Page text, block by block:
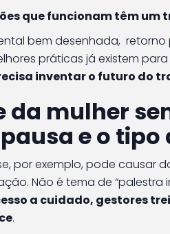
que funcionam têm um
bem desenhada,
práticas já existem
inventar o futuro do
da mulher
e o
por exemplo, pode causar
Não é tema de “palestra
a cuidado, gestores
.